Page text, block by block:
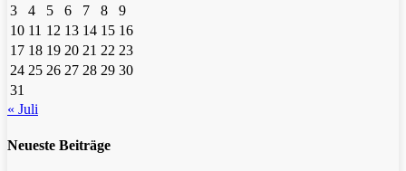
3
4 5 6 7 8
9
10 11 12 13 14 15 16
17 18 19 20 21 22 23
24 25 26 27 28 29 30
31
« Juli
Neueste Beiträge